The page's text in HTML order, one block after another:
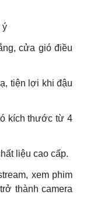
ý
cửa gió điều
tiện lợi khi đậu
kích thước từ 4
liệu cao cấp.
xem phim
thành camera